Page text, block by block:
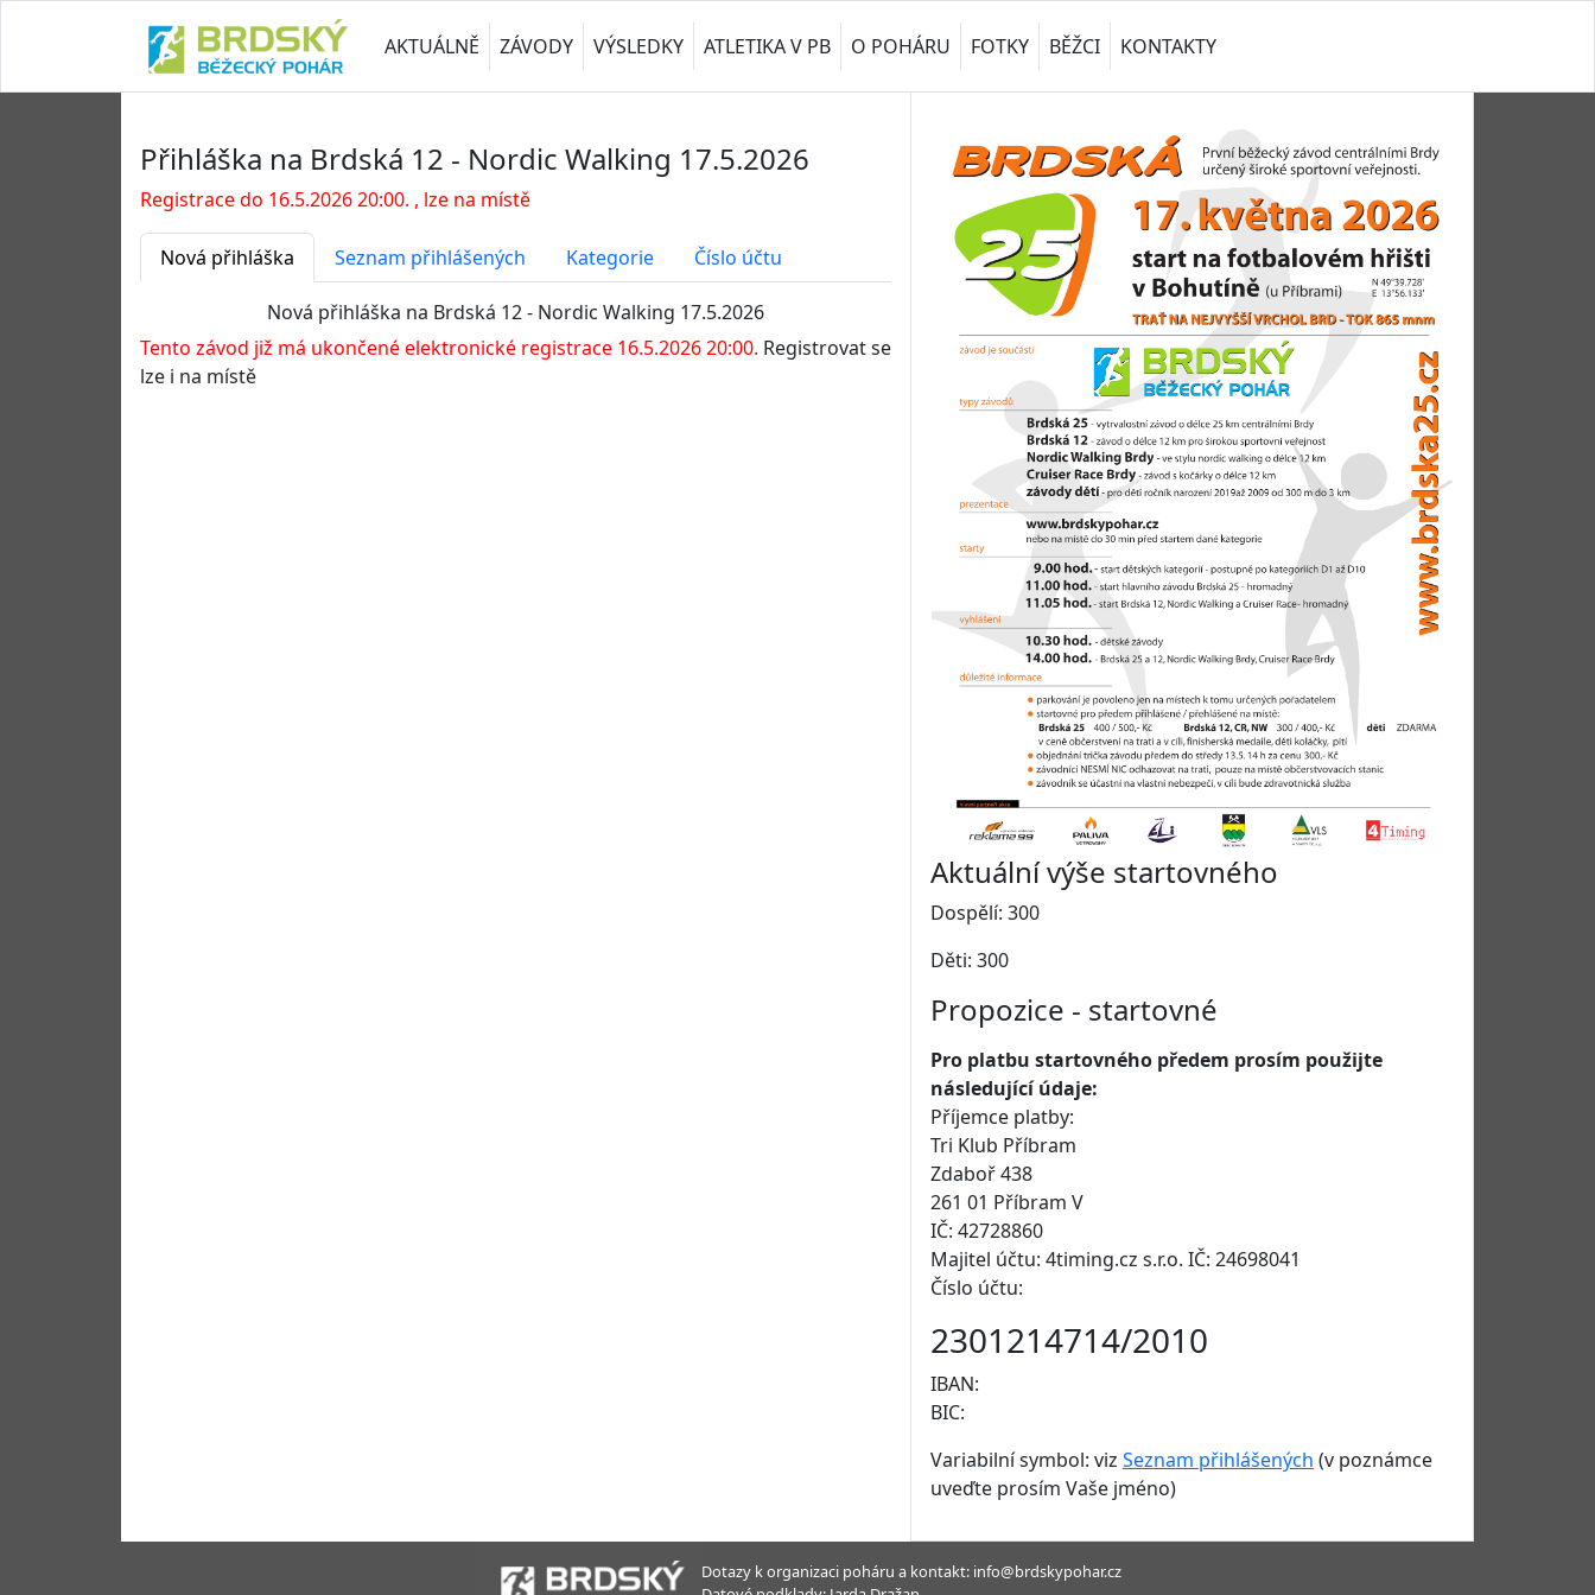
AKTUÁLNĚ ZÁVODY VÝSLEDKY ATLETIKA V PB O POHÁRU FOTKY BĚŽCI KONTAKTY
Přihláška na Brdská 12 - Nordic Walking 17.5.2026
Registrace do 16.5.2026 20:00. , lze na místě
Nová přihláška Seznam přihlášených Kategorie Číslo účtu
Nová přihláška na Brdská 12 - Nordic Walking 17.5.2026
Tento závod již má ukončené elektronické registrace 16.5.2026 20:00. Registrovat se
lze i na místě
Aktuální výše startovného
Dospělí: 300
Děti: 300
Propozice - startovné
Pro platbu startovného předem prosím použijte
následující údaje:
Příjemce platby:
Tri Klub Příbram
Zdaboř 438
261 01 Příbram V
IČ: 42728860
Majitel účtu: 4timing.cz s.r.o. IČ: 24698041
Číslo účtu:
2301214714/2010
IBAN:
BIC:
Variabilní symbol: viz Seznam přihlášených (v poznámce
uveďte prosím Vaše jméno)
Dotazy k organizaci poháru a kontakt: info@brdskypohar.cz